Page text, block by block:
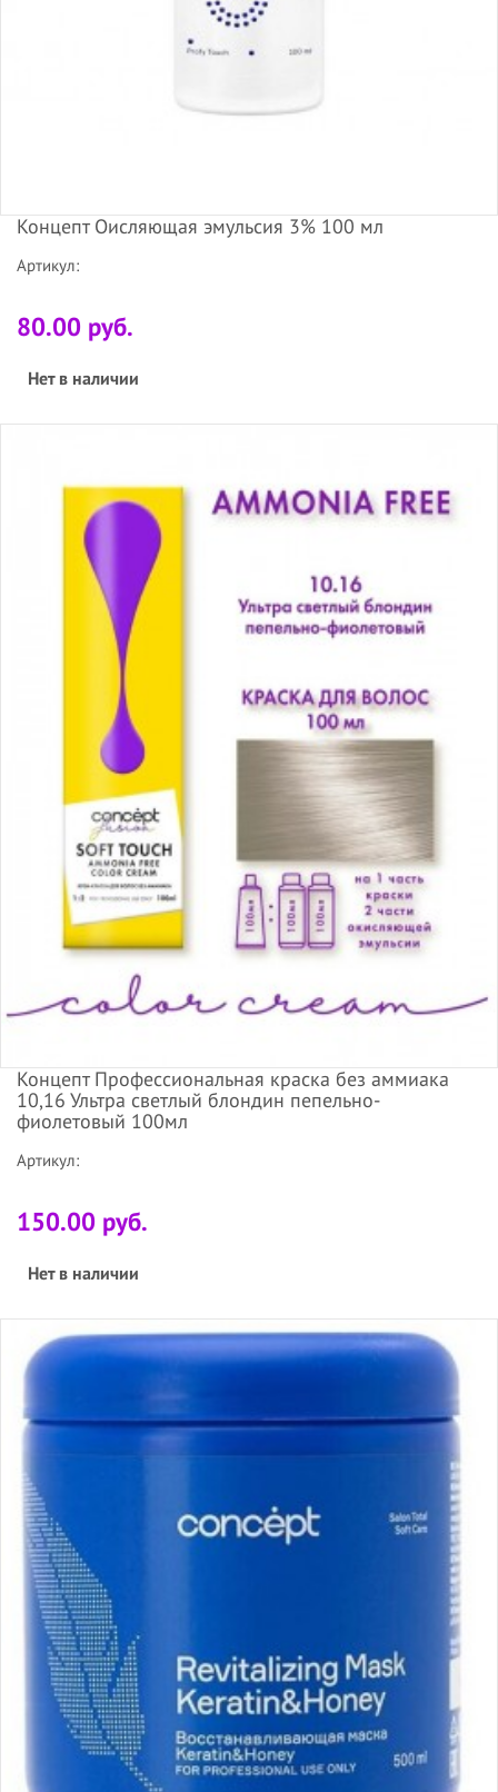
Концепт Оисляющая эмульсия 3% 100 мл
Артикул:
80.00 руб.
Нет в наличии
Концепт Профессиональная краска без аммиака
10,16 Ультра светлый блондин пепельно-
фиолетовый 100мл
Артикул:
150.00 руб.
Нет в наличии